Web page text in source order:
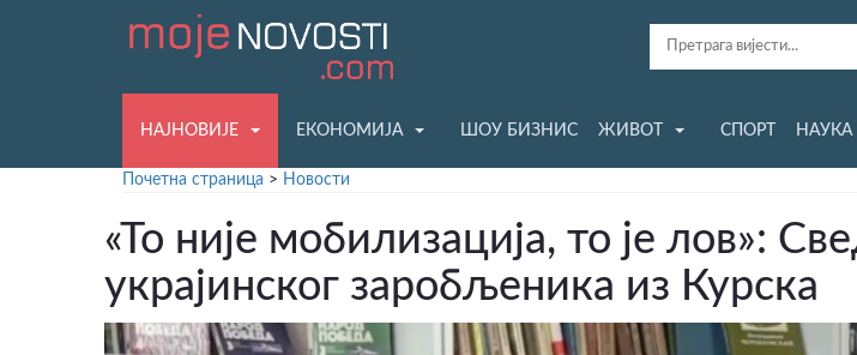
НАЈНОВИЈЕ ЕКОНОМИЈА ШОУ БИЗНИС ЖИВОТ СПОРТ НАУКА
Почетна страница > Новости
«То ниjе мобилизација, то jе лов»:
украјинског заробљеника из Курска